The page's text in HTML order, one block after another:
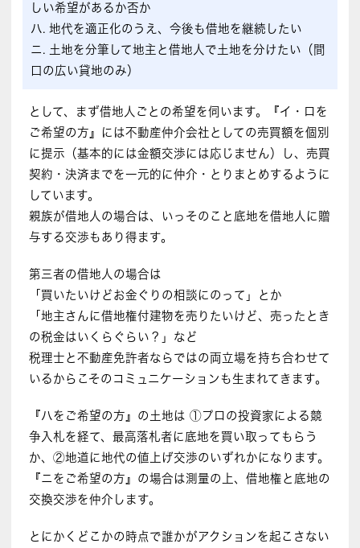
しい希望があるか否か
ハ. 地代を適正化のうえ、今後も借地を継続したい
ニ. 土地を分筆して地主と借地人で土地を分けたい（間
口の広い貸地のみ）
として、まず借地人ごとの希望を伺います。『イ・ロを
ご希望の方』には不動産仲介会社としての売買額を個別
に提示（基本的には金額交渉には応じません）し、売買
契約・決済までを一元的に仲介・とりまとめするように
しています。
親族が借地人の場合は、いっそのこと底地を借地人に贈
与する交渉もあり得ます。
第三者の借地人の場合は
「買いたいけどお金ぐりの相談にのって」とか
「地主さんに借地権付建物を売りたいけど、売ったとき
の税金はいくらぐらい？」など
税理士と不動産免許者ならではの両立場を持ち合わせて
いるからこそのコミュニケーションも生まれてきます。
『ハをご希望の方』の土地は ①プロの投資家による競
争入札を経て、最高落札者に底地を買い取ってもらう
か、②地道に地代の値上げ交渉のいずれかになります。
『ニをご希望の方』の場合は測量の上、借地権と底地の
交換交渉を仲介します。
とにかくどこかの時点で誰かがアクションを起こさない